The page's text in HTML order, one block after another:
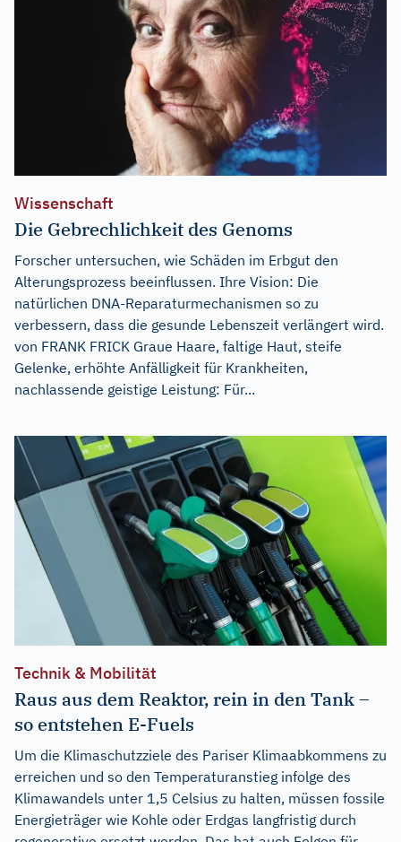
Wissenschaft
Die Gebrechlichkeit des Genoms
Forscher untersuchen, wie Schäden im Erbgut den
Alterungsprozess beeinflussen. Ihre Vision: Die
natürlichen DNA-Reparaturmechanismen so zu
verbessern, dass die gesunde Lebenszeit verlängert wird.
von FRANK FRICK Graue Haare, faltige Haut, steife
Gelenke, erhöhte Anfälligkeit für Krankheiten,
nachlassende geistige Leistung: Für...
Technik & Mobilität
Raus aus dem Reaktor, rein in den Tank –
so entstehen E-Fuels
Um die Klimaschutzziele des Pariser Klimaabkommens zu
erreichen und so den Temperaturanstieg infolge des
Klimawandels unter 1,5 Celsius zu halten, müssen fossile
Energieträger wie Kohle oder Erdgas langfristig durch